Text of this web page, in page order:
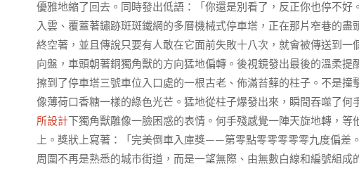
優雅地縮了回去。同時發出低語：「你還是別看了，反正你也停不
入雲、覆蓋著鏽跡斑斑鐵網的多層機械式停車塔，正在那片窄巷的
終空著，並且傳說只要有人敢在它面前失敗十八次，就會被傳送到
向盤，車頭朝著銅獨角獸的方向猛地偏轉。後視鏡發出最後的溫柔
擦到了停車塔三號車位入口處的一根古老、佈滿苔蘚的柱子。不是
像薄荷口香糖一樣的綠色光芒。猛地從柱子爆發出來，瞬間吞噬了
所設計下獨角獸雕像一臉困惑的表情。何手殘感覺一陣天旋地轉，
上。獎狀上寫著：「完美倒車入庫獎——第零點零零零零零九度偏差
周圍不再是熟悉的城市街道，而是一望無際、由無數白線和編號組